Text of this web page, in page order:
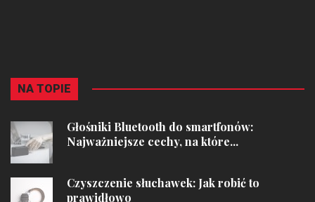
NA TOPIE
Głośniki Bluetooth do smartfonów:
Najważniejsze cechy, na które...
Czyszczenie słuchawek: Jak robić to
prawidłowo